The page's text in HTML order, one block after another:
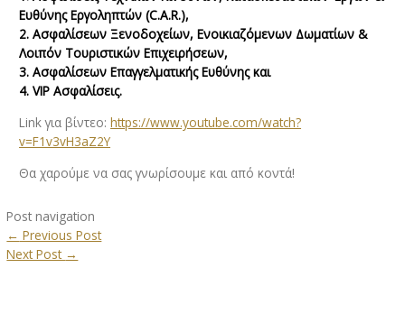
ΕυθύνηςΕργοληπτών (C.A.R.),
2. Ασφαλίσεων Ξενοδοχείων, Ενοικιαζόμενων Δωματίων &
Λοιπόν Τουριστικών Επιχειρήσεων,
3. Ασφαλίσεων Επαγγελματικής Ευθύνης και
4. VIP Ασφαλίσεις.
Link για βίντεο:https://www.youtube.com/watch?
v=F1v3vH3aZ2Y
Θα χαρούμε να σας γνωρίσουμε και από κοντά!
Post navigation
← Previous Post
Next Post →